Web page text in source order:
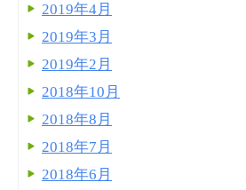
2019年4月
2019年3月
2019年2月
2018年10月
2018年8月
2018年7月
2018年6月